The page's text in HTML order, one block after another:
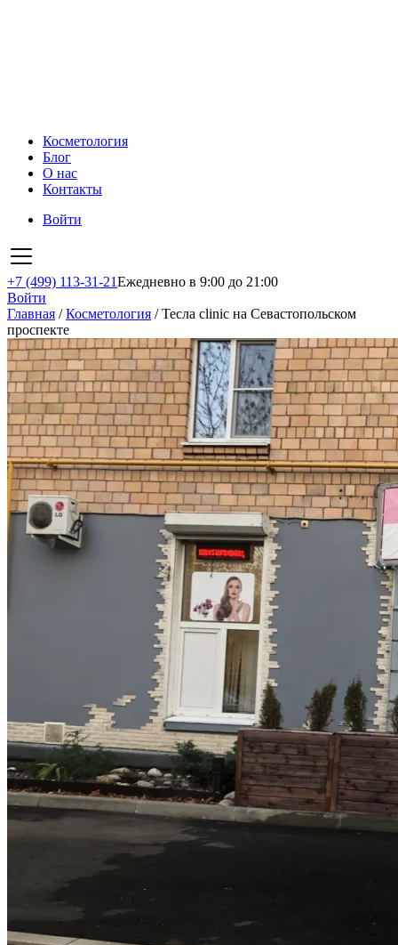
Косметология
Блог
О нас
Контакты
Войти
+7 (499) 113-31-21Ежедневно в 9:00 до 21:00
Войти
Главная /Косметология /Тесла clinic на Севастопольском
проспекте